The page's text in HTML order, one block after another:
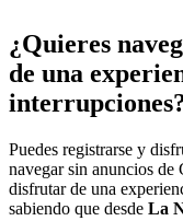
¿Quieres
de una
Puedes registrarse y
navegar sin anuncios de
disfrutar de una
sabiendo que desde La